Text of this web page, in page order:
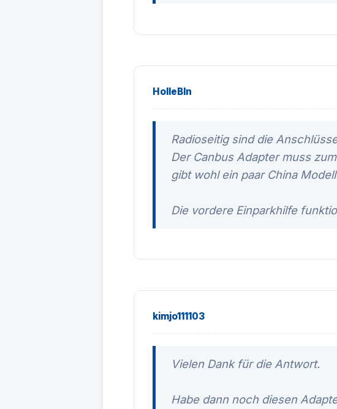
HolleBln
Radioseitig sind die
Der Canbus Adapter muss
gibt wohl ein paar China
Die vordere Einparkhilfe
kimjo111103
Vielen Dank für die Antwort.
Habe dann noch diesen